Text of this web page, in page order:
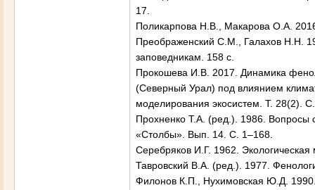
17.
Поликарпова Н.В., Макарова О.А.
Преображенский С.М., Галахов Н.Н.
заповедникам. 158 с.
Прокошева И.В. 2017. Динамика
(Северный Урал) под влиянием
моделирования экосистем. Т. 28(2).
Прохненко Т.А. (ред.). 1986. Вопросы
«Столбы». Вып. 14. С. 1–168.
Серебряков И.Г. 1962.
Тавровский В.А. (ред.). 1977.
Филонов К.П., Нухимовская Ю.Д.